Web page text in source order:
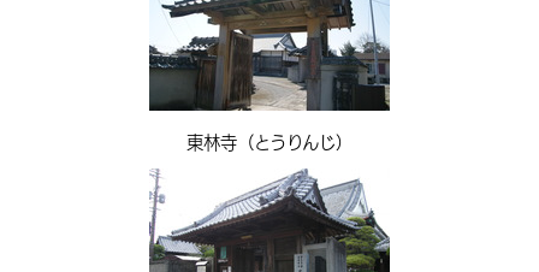
東林寺（とうりんじ）